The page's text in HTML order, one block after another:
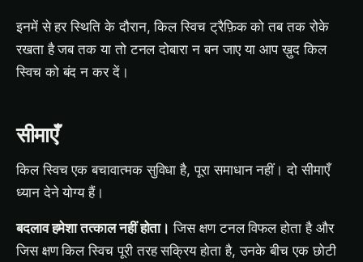
इनमें से हर स्थिति के दौरान, किल स्विच ट्रैफ़िक को तब तक रोके
रखता है जब तक या तो टनल दोबारा न बन जाए या आप ख़ुद किल
स्विच को बंद न कर दें।
सीमाएँ
किल स्विच एक बचावात्मक सुविधा है, पूरा समाधान नहीं। दो सीमाएँ
ध्यान देने योग्य हैं।
बदलाव हमेशा तत्काल नहीं होता। जिस क्षण टनल विफल होता है और
जिस क्षण किल स्विच पूरी तरह सक्रिय होता है, उनके बीच एक छोटी